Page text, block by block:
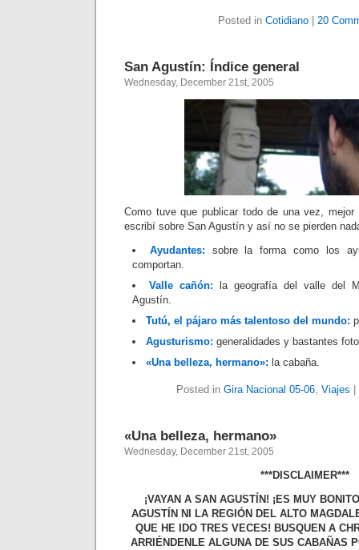
Posted in Cotidiano 20
San Agustín: Índice general
Wednesday, December 21st, 2005
Como tuve que publicar todo de una vez,
escribí sobre San Agustín y así no se pierden
Ayudantes: sobre la forma como los
comportan.
Valle cañón: la geografía del valle del
Agustín.
Tutú, el pájaro más talentoso del mundo:
Agusturismo: generalidades y bastantes
«Una belleza, hermano»: la cabaña.
Posted in Gira Nacional 05-06, Viajes
«Una belleza, hermano»
Wednesday, December 21st, 2005
***DISCLAIMER***
¡VAYAN A SAN AGUSTÍN! ¡ES MUY
AGUSTÍN NI LA REGIÓN DEL ALTO
QUE HE IDO TRES VECES! BUSQUEN A
ARRIÉNDENLE ALGUNA DE SUS CABAÑAS